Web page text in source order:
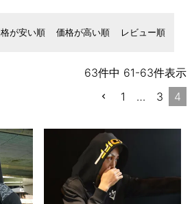
が安い順 価格が高い順 レビュー順
63件中 61-63件表示
1
… 3 4